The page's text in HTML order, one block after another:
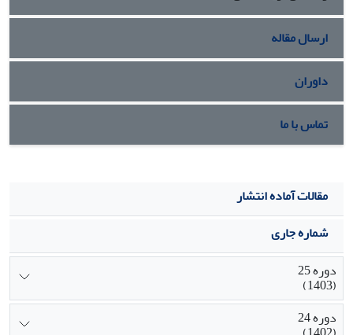
قبلى درباره غیر دموکراتیک‌بودن فرهنگ سیاسى مردم ایران
تردید ایجاد کرده و فرضیه‌هاى مهمى براى آزمودن در تحقیقات
بعدى ارائه مى‌کند.
ارسال مقاله
داوران
تماس با ما
مقالات آماده انتشار
شماره جاری
دوره 25
(1403)
دوره 24